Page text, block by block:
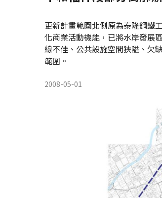
更新計畫範圍北側原為泰隆鋼鐵
化商業活動機能，已將水岸發展
線不佳、公共設施空間狹隘、欠
範圍。
2008-05-01